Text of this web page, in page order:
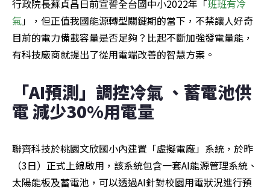
行政院長蘇貞昌日前宣誓全台國中小2022年「班班有冷
氣」，但正值我國能源轉型關鍵期的當下，不禁讓人好奇
目前的電力備載容量是否足夠？比起不斷加強發電量能，
有科技廠商就提出了從用電端改善的智慧方案。
「AI預測」調控冷氣 、蓄電池供
電 減少30%用電量
聯齊科技於桃園文欣國小內建置「虛擬電廠」系統，於昨
（3日）正式上線啟用，該系統包含一套AI能源管理系統、
太陽能板及蓄電池，可以透過AI針對校園用電狀況進行預